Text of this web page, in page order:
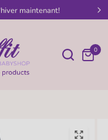
maintenant!
0